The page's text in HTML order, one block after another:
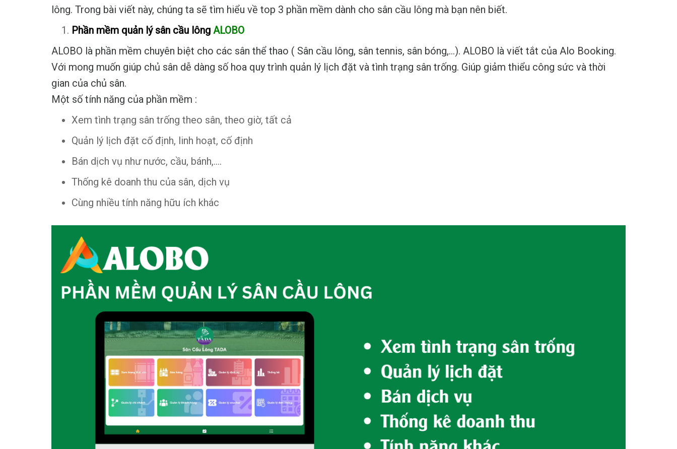
lông. Trong bài viết này, chúng ta sẽ tìm hiểu về top 3 phần mềm dành cho sân cầu lông mà bạn nên biết.
Phần mềm quản lý sân cầu lông ALOBO
ALOBO là phần mềm chuyên biệt cho các sân thể thao ( Sân cầu lông, sân tennis, sân bóng,…). ALOBO là viết tắt của Alo Booking.
Với mong muốn giúp chủ sân dễ dàng số hoa quy trình quản lý lịch đặt và tình trạng sân trống. Giúp giảm thiểu công sức và thời
gian của chủ sân.
Một số tính năng của phần mềm :
Xem tình trạng sân trống theo sân, theo giờ, tất cả
Quản lý lịch đặt cố định, linh hoạt, cố định
Bán dịch vụ như nước, cầu, bánh,….
Thống kê doanh thu của sân, dịch vụ
Cùng nhiều tính năng hữu ích khác